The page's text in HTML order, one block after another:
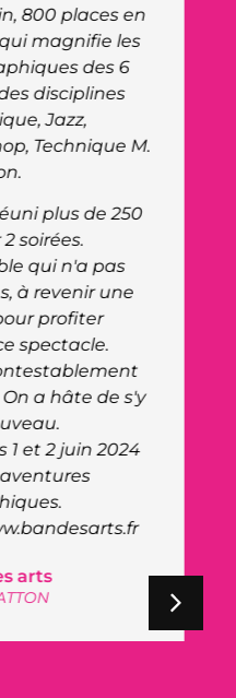
accueil.
pour rencontrer
très appréciée,
qu'il nous a
du site était très
à toutes nos
fait preuve de
!
particulier avec
zéro, ce qui a de
expérience à
une première
à été très positif,
à jouer sur
atypique.
Morgane